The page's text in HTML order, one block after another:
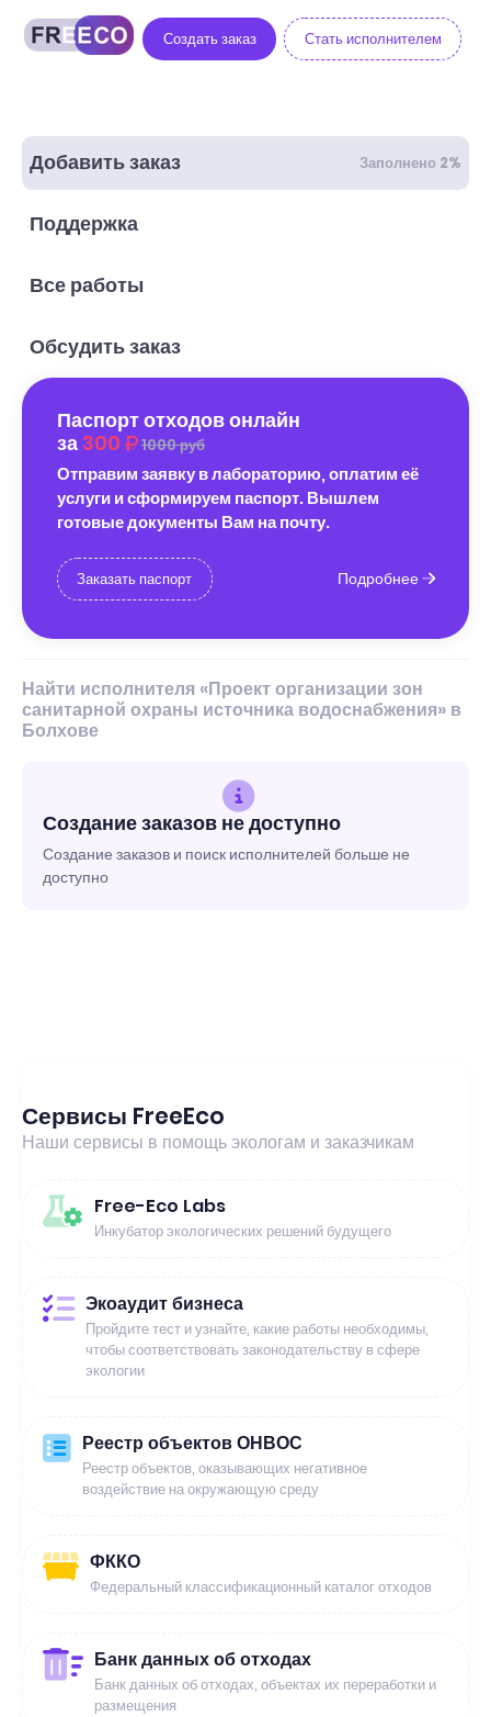
Создать заказ Стать исполнителем
Добавить заказ Заполнено 2%
Поддержка
Все работы
Обсудить заказ
Паспорт отходов онлайн
за 300 1000 руб
Отправим заявку в лабораторию, оплатим её
услуги и сформируем паспорт. Вышлем
готовые документы Вам на почту.
Заказать паспорт Подробнее
Найти исполнителя «Проект организации зон
санитарной охраны источника водоснабжения» в
Болхове
Создание заказов не доступно
Создание заказов и поиск исполнителей больше не
доступно
Сервисы FreeEco
Наши сервисы в помощь экологам и заказчикам
Free-Eco Labs
Инкубатор экологических решений будущего
Экоаудит бизнеса
Пройдите тест и узнайте, какие работы необходимы,
чтобы соответствовать законодательству в сфере
экологии
Реестр объектов ОНВОС
Реестр объектов, оказывающих негативное
воздействие на окружающую среду
ФККО
Федеральный классификационный каталог отходов
Банк данных об отходах
Банк данных об отходах, объектах их переработки и
размещения